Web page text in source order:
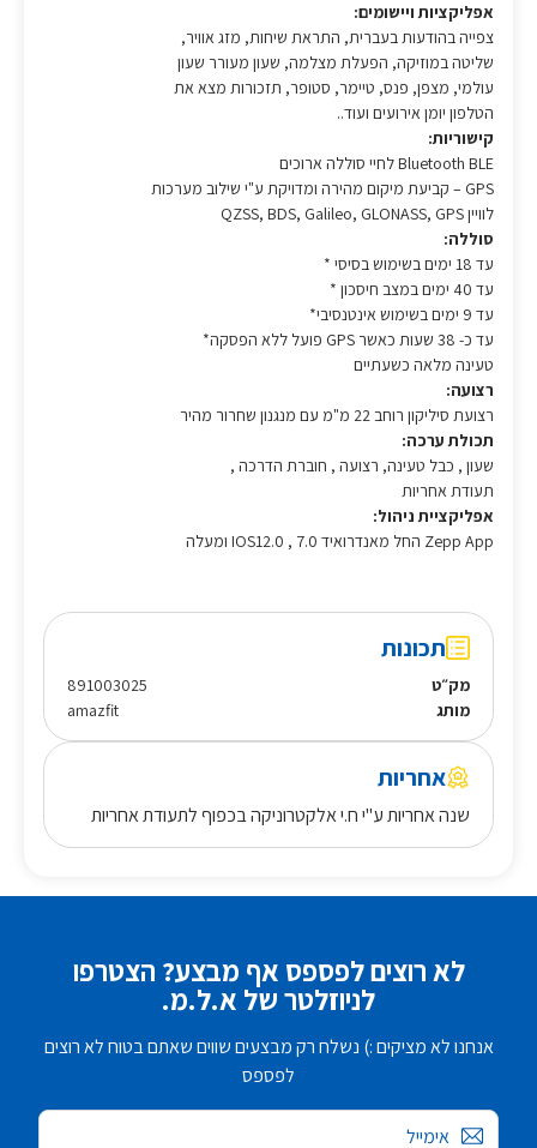
אפליקציות ויישומים:
צפייה בהודעות בעברית, התראת שיחות, מזג אוויר,
שליטה במוזיקה, הפעלת מצלמה, שעון מעורר שעון
עולמי, מצפן, פנס, טיימר, סטופר, תזכורות מצא את
הטלפון יומן אירועים ועוד..
קישוריות:
Bluetooth BLE לחיי סוללה ארוכים
GPS – קביעת מיקום מהירה ומדויקת ע"י שילוב מערכות
לוויין QZSS, BDS, Galileo, GLONASS, GPS
סוללה:
עד 18 ימים בשימוש בסיסי *
עד 40 ימים במצב חיסכון *
עד 9 ימים בשימוש אינטנסיבי*
עד כ- 38 שעות כאשר GPS פועל ללא הפסקה*
טעינה מלאה כשעתיים
רצועה:
רצועת סיליקון רוחב 22 מ"מ עם מנגנון שחרור מהיר
תכולת ערכה:
שעון , כבל טעינה, רצועה , חוברת הדרכה ,
תעודת אחריות
אפליקציית ניהול:
Zepp App החל מאנדרואיד 7.0 , 0.IOS12 ומעלה
תכונות
מק״ט
891003025
מותג
amazfit
אחריות
שנה אחריות ע"י ח.י אלקטרוניקה בכפוף לתעודת אחריות
לא רוצים לפספס אף מבצע? הצטרפו
לניוזלטר של א.ל.מ.
אנחנו לא מציקים :) נשלח רק מבצעים שווים שאתם בטוח לא רוצים
לפספס
אימייל